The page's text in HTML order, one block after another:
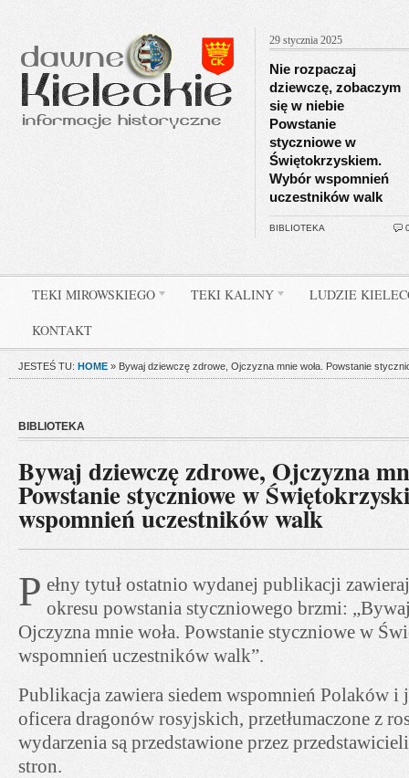
29 stycznia 2025
Nie rozpaczaj
dziewczę, zobaczym
się w niebie
Powstanie
styczniowe w
Świętokrzyskiem.
Wybór wspomnień
uczestników walk
BIBLIOTEKA
TEKI MIROWSKIEGO TEKI KALINY LUDZIE
KONTAKT
JESTEŚ TU: HOME » Bywaj dziewczę zdrowe, Ojczyzna mnie woła. Powstanie
BIBLIOTEKA
Bywaj dziewczę zdrowe, Ojczyzna
Powstanie styczniowe w
wspomnień uczestników walk
P ełny tytuł ostatnio wydanej publikacji
okresu powstania styczniowego brzmi:
Ojczyzna mnie woła. Powstanie styczniowe w
wspomnień uczestników walk”.
Publikacja zawiera siedem wspomnień Polaków i
oficera dragonów rosyjskich, przetłumaczone z
wydarzenia są przedstawione przez
stron.